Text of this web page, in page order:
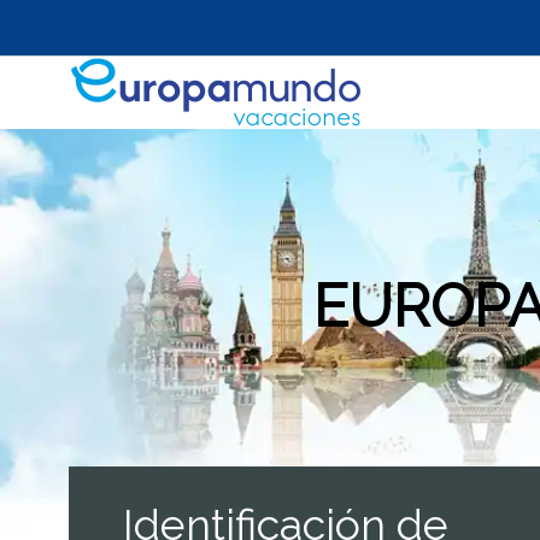
Identificación de